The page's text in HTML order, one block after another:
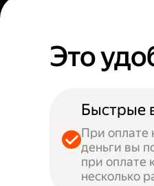
Это
Быстрые
При оплате
деньги вы
при оплате
несколько